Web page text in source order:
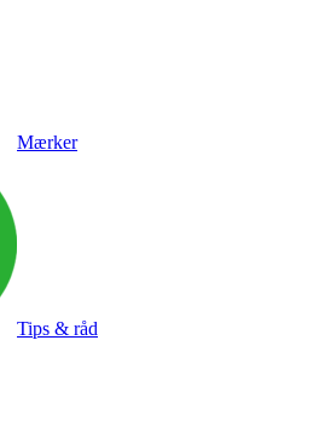
Mærker
Tips & råd